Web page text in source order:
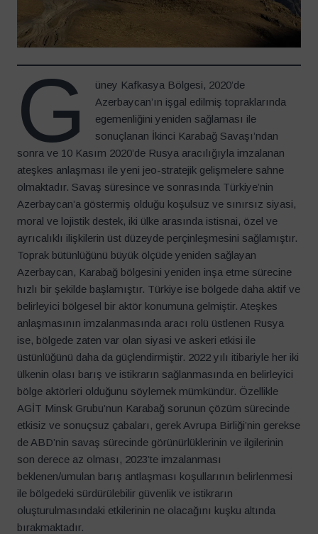
G
üney Kafkasya Bölgesi, 2020’de
Azerbaycan’ın işgal edilmiş topraklarında
egemenliğini yeniden sağlaması ile
sonuçlanan İkinci Karabağ Savaşı’ndan
sonra ve 10 Kasım 2020’de Rusya aracılığıyla imzalanan
ateşkes anlaşması ile yeni jeo-stratejik gelişmelere sahne
olmaktadır. Savaş süresince ve sonrasında Türkiye’nin
Azerbaycan’a göstermiş olduğu koşulsuz ve sınırsız siyasi,
moral ve lojistik destek, iki ülke arasında istisnai, özel ve
ayrıcalıklı ilişkilerin üst düzeyde perçinleşmesini sağlamıştır.
Toprak bütünlüğünü büyük ölçüde yeniden sağlayan
Azerbaycan, Karabağ bölgesini yeniden inşa etme sürecine
hızlı bir şekilde başlamıştır. Türkiye ise bölgede daha aktif ve
belirleyici bölgesel bir aktör konumuna gelmiştir. Ateşkes
anlaşmasının imzalanmasında aracı rolü üstlenen Rusya
ise, bölgede zaten var olan siyasi ve askeri etkisi ile
üstünlüğünü daha da güçlendirmiştir. 2022 yılı itibariyle her iki
ülkenin olası barış ve istikrarın sağlanmasında en belirleyici
bölge aktörleri olduğunu söylemek mümkündür. Özellikle
AGİT Minsk Grubu’nun Karabağ sorunun çözüm sürecinde
etkisiz ve sonuçsuz çabaları, gerek Avrupa Birliği’nin gerekse
de ABD’nin savaş sürecinde görünürlüklerinin ve ilgilerinin
son derece az olması, 2023’te imzalanması
beklenen/umulan barış antlaşması koşullarının belirlenmesi
ile bölgedeki sürdürülebilir güvenlik ve istikrarın
oluşturulmasındaki etkilerinin ne olacağını kuşku altında
bırakmaktadır.